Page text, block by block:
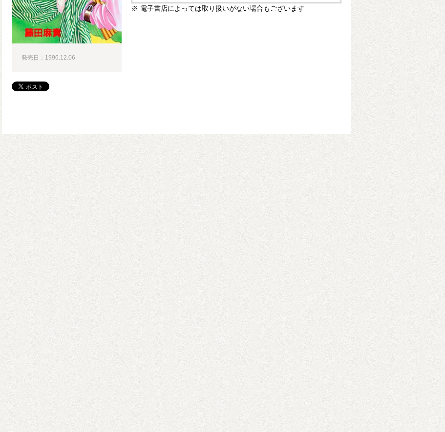
※ 電子書店によっては取り扱いがない場合もございます
発売日：1996.12.06